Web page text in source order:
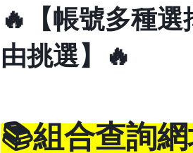
🔥【帳號多種
由挑選】🔥
📚組合查詢